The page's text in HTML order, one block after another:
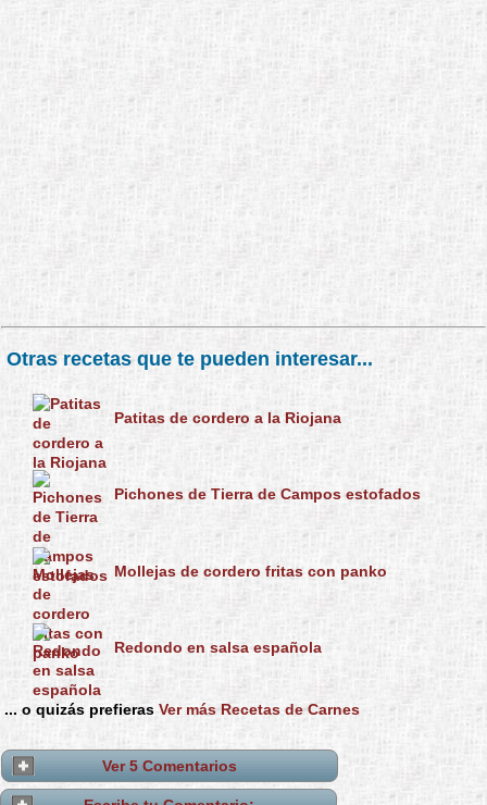
Otras recetas que te pueden interesar...
Patitas de cordero a la Riojana
Pichones de Tierra de Campos estofados
Mollejas de cordero fritas con panko
Redondo en salsa española
... o quizás prefieras Ver más Recetas de Carnes
Ver 5 Comentarios